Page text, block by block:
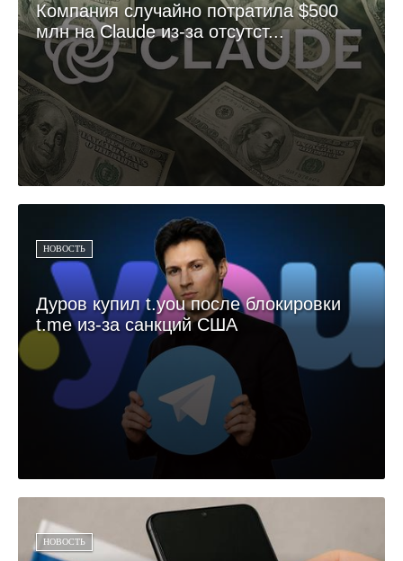
Компания случайно потратила $500
млн на Claude из-за отсутст...
НОВОСТЬ
Дуров купил t.you после блокировки
t.me из-за санкций США
НОВОСТЬ